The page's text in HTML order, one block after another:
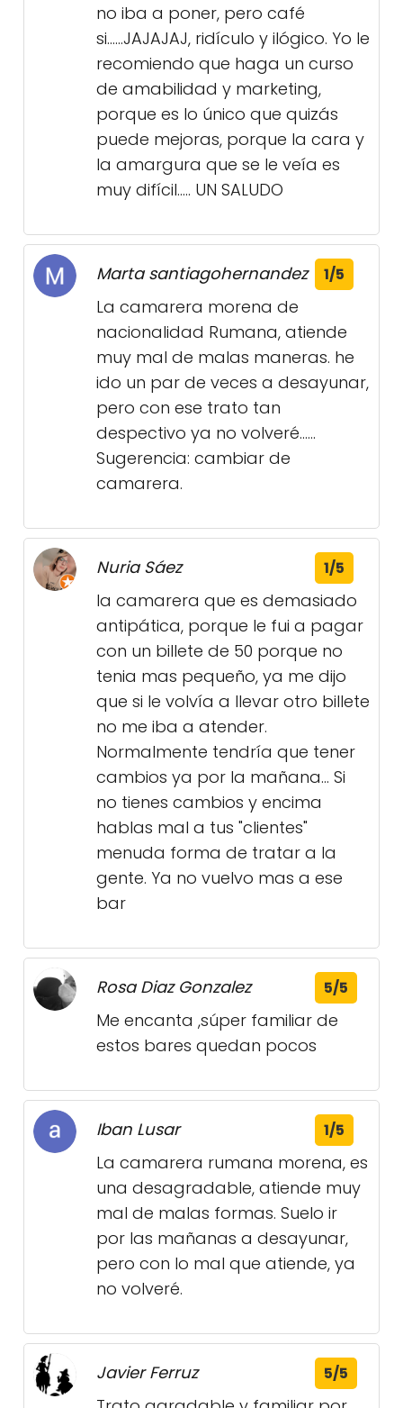
no iba a poner, pero café
si......JAJAJAJ, ridículo y ilógico. Yo le
recomiendo que haga un curso
de amabilidad y marketing,
porque es lo único que quizás
puede mejoras, porque la cara y
la amargura que se le veía es
muy difícil..... UN SALUDO
Marta santiagohernandez 1/5
La camarera morena de
nacionalidad Rumana, atiende
muy mal de malas maneras. he
ido un par de veces a desayunar,
pero con ese trato tan
despectivo ya no volveré......
Sugerencia: cambiar de
camarera.
Nuria Sáez 1/5
la camarera que es demasiado
antipática, porque le fui a pagar
con un billete de 50 porque no
tenia mas pequeño, ya me dijo
que si le volvía a llevar otro billete
no me iba a atender.
Normalmente tendría que tener
cambios ya por la mañana... Si
no tienes cambios y encima
hablas mal a tus "clientes"
menuda forma de tratar a la
gente. Ya no vuelvo mas a ese
bar
Rosa Diaz Gonzalez 5/5
Me encanta ,súper familiar de
estos bares quedan pocos
Iban Lusar 1/5
La camarera rumana morena, es
una desagradable, atiende muy
mal de malas formas. Suelo ir
por las mañanas a desayunar,
pero con lo mal que atiende, ya
no volveré.
Javier Ferruz 5/5